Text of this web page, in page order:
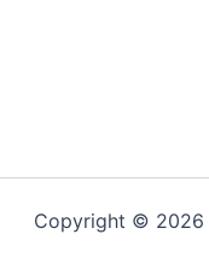
Copyright © 2026